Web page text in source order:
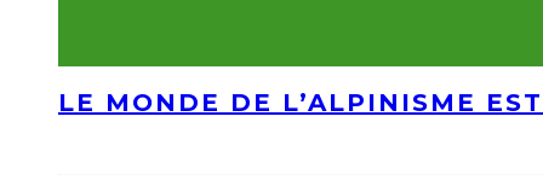
LE MONDE DE L’ALPINISME